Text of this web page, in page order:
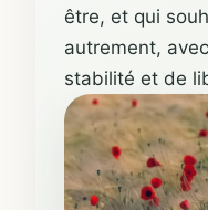
être, et qui
autrement,
stabilité et de